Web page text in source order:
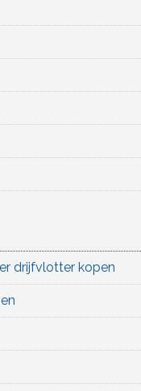
drijfvlotter kopen